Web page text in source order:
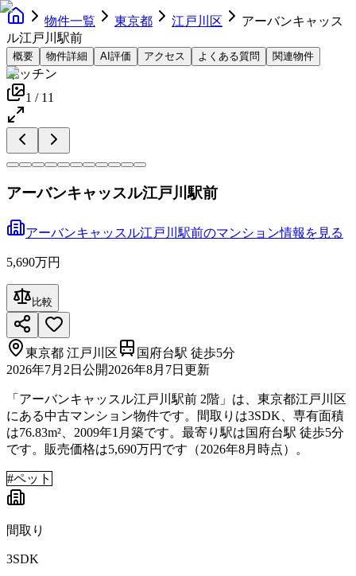
物件一覧 東京都 江戸川区
アーバンキャッス
ル江戸川駅前
概要 物件詳細 AI評価 アクセス よくある質問 関連物件
キッチン
1 / 11
アーバンキャッスル江戸川駅前
アーバンキャッスル江戸川駅前のマンション情報を見る
5,690万円
比較
東京都 江戸川区
国府台駅 徒歩5分
2026年7月2日 公開2026年8月7日 更新
「アーバンキャッスル江戸川駅前 2階」は、東京都江戸川区
にある中古マンション物件です。間取りは3SDK、専有面積
は76.83m²、2009年1月築です。最寄り駅は国府台駅 徒歩5分
です。販売価格は5,690万円です（2026年8月時点）。
#ペット
間取り
3SDK